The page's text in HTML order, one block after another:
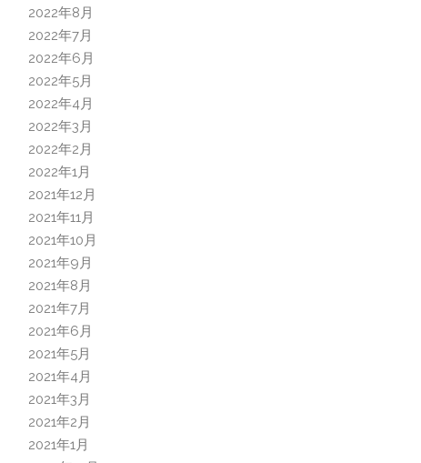
2022年8月
2022年7月
2022年6月
2022年5月
2022年4月
2022年3月
2022年2月
2022年1月
2021年12月
2021年11月
2021年10月
2021年9月
2021年8月
2021年7月
2021年6月
2021年5月
2021年4月
2021年3月
2021年2月
2021年1月